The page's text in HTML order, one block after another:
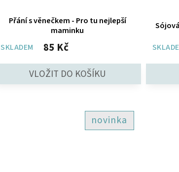
Přání s věnečkem - Pro tu nejlepší
maminku
SKLADEM
85 Kč
novinka